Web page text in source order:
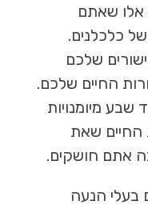
אלו שאתם
כלכלנים.
שלכם
החיים שלכם.
מיומנויות
החיים שאת
אתם חושקים.
בעלי הנעה